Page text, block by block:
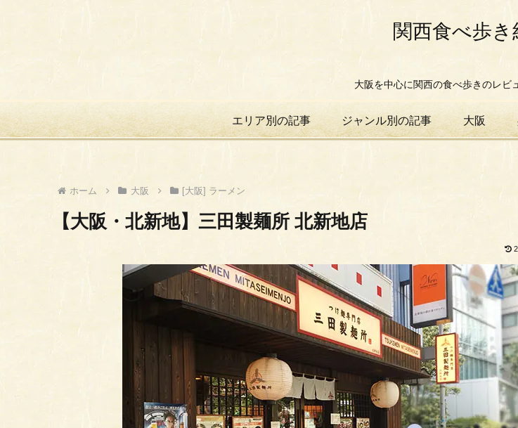
関西食べ歩き
大阪を中心に関西の食べ歩きのレビ
エリア別の記事 ジャンル別の記事 大阪
ホーム 大阪 [大阪] ラーメン
【大阪・北新地】三田製麺所 北新地店